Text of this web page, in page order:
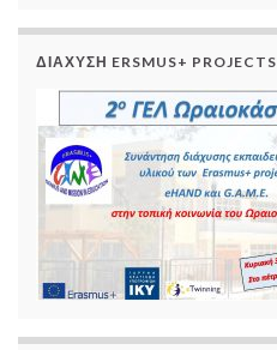
ΔΙΆΧΥΣΗ ERSMUS+ PROJECTS